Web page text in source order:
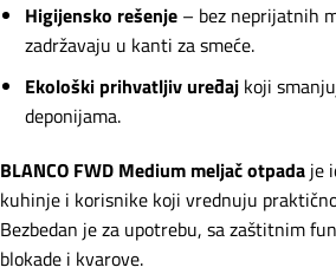
Higijensko rešenje– bez neprijatnih
zadržavaju u kanti za smeće.
Ekološki prihvatljiv uređajkoji
deponijama.
BLANCO FWD Medium meljač otpada je
kuhinje i korisnike koji vrednuju
Bezbedan je za upotrebu, sa zaštitnim
blokade i kvarove.